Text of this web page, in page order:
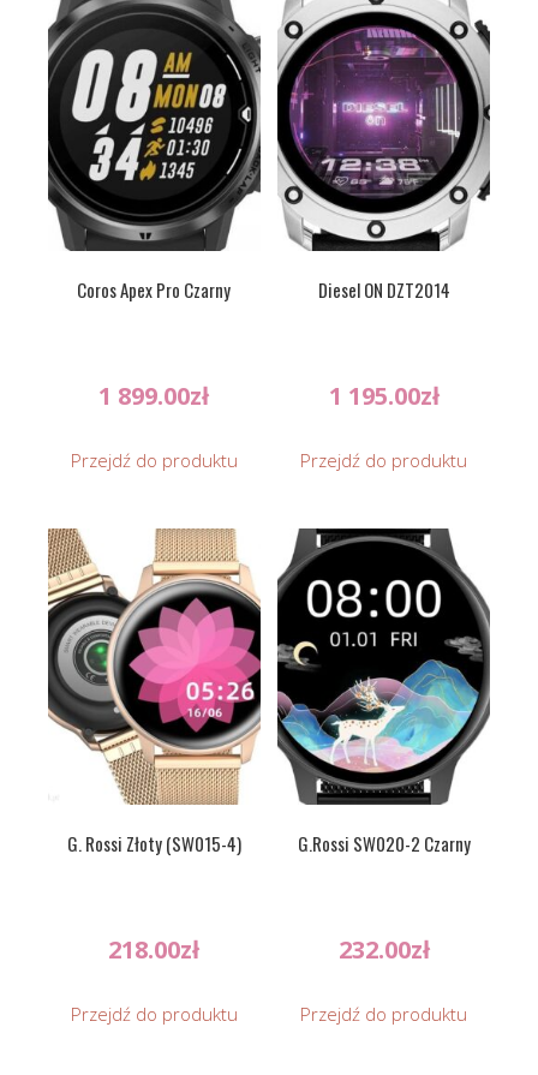
Coros Apex Pro Czarny
1 899.00zł
Przejdź do produktu
Diesel ON DZT2014
1 195.00zł
Przejdź do produktu
G. Rossi Złoty (SW015-4)
218.00zł
Przejdź do produktu
G.Rossi SW020-2 Czarny
232.00zł
Przejdź do produktu